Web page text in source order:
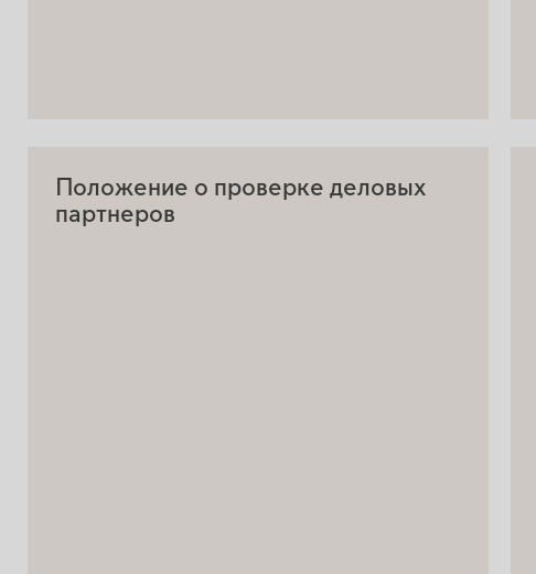
Положение о проверке деловых
партнеров